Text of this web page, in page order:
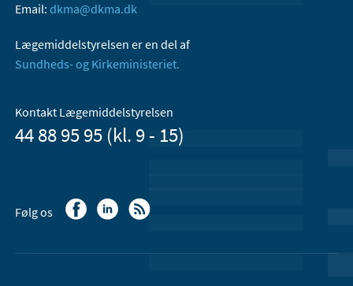
Email: dkma@dkma.dk
Lægemiddelstyrelsen er en del af
Sundheds- og Kirkeministeriet.
Kontakt Lægemiddelstyrelsen
44 88 95 95 (kl. 9 - 15)
Følg os